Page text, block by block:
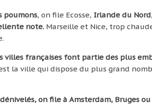
poumons, on file Ecosse, Irlande du
note. Marseille et Nice, trop
villes françaises font partie des plus
la ville qui dispose du plus grand
dénivelés, on file à Amsterdam, Bruges